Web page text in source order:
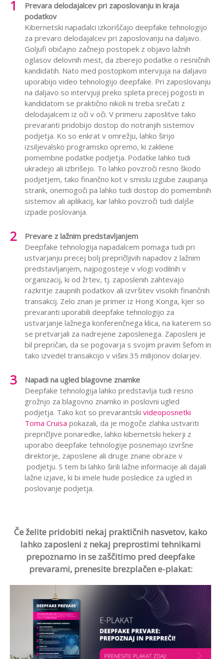
Prevara delodajalcev pri zaposlovanju in kraja
podatkov
Kibernetski napadalci izkoriščajo deepfake tehnologijo
za prevaro delodajalcev pri zaposlovanju na daljavo.
Goljufi običajno začnejo postopek z objavo lažnih
oglasov delovnih mest, da zberejo podatke o resničnih
kandidatih. Nato med postopkom intervjuja na daljavo
uporabijo video tehnologijo deepfake. Pri zaposlovanju
na daljavo so intervjuji preko spleta precej pogosti in
kandidatom se praktično nikoli ni treba srečati z
delodajalcem iz oči v oči. V primeru zaposlitve tako
prevaranti pridobijo dostop do notranjih sistemov
podjetja. Ko so enkrat v omrežju, lahko širijo
izsiljevalsko programsko opremo, ki zaklene
pomembne podatke podjetja. Podatke lahko tudi
ukradejo ali izbrišejo. To lahko povzroči resno škodo
podjetjem, tako finančno kot v smislu izgube zaupanja
strank, onemogoči pa lahko tudi dostop do pomembnih
sistemov ali aplikacij, kar lahko povzroči tudi daljše
izpade poslovanja.
Prevare z lažnim predstavljanjem
Deepfake tehnologija napadalcem pomaga tudi pri
ustvarjanju precej bolj prepričljivih napadov z lažnim
predstavljanjem, najpogosteje v vlogi vodilnih v
organizacij, ki od žrtev, tj. zaposlenih zahtevajo
razkritje zaupnih podatkov ali izvršitev visokih finančnih
transakcij. Zelo znan je primer iz Hong Konga, kjer so
prevaranti uporabili deepfake tehnologijo za
ustvarjanje lažnega konferenčnega klica, na katerem so
se pretvarjali za nadrejene zaposlenega. Zaposleni je
bil prepričan, da se pogovarja s svojim pravim šefom in
tako izvedel transakcijo v višini 35 milijonov dolarjev.
Napadi na ugled blagovne znamke
Deepfake tehnologija lahko predstavlja tudi resno
grožnjo za blagovno znamko in poslovni ugled
podjetja. Tako kot so prevarantski videoposnetki
Toma Cruisa pokazali, da je mogoče zlahka ustvariti
prepričljive ponaredke, lahko kibernetski hekerji z
uporabo deepfake tehnologije posnemajo izvršne
direktorje, zaposlene ali druge znane obraze v
podjetju. S tem bi lahko širili lažne informacije ali dajali
lažne izjave, ki bi imele hude posledice za ugled in
poslovanje podjetja.
Če želite pridobiti nekaj praktičnih nasvetov, kako
lahko zaposleni z nekaj preprostimi tehnikami
prepoznamo in se zaščitimo pred deepfake
prevarami, prenesite brezplačen e-plakat: